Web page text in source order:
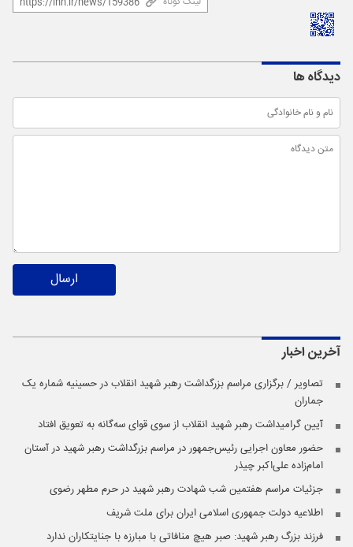
دیدگاه ها
ارسال
آخرین اخبار
تصاویر / برگزاری مراسم بزرگداشت رهبر شهید انقلاب در حسینیه شماره یک
جماران
آیین گرامیداشت رهبر شهید انقلاب از سوی قوای سه‌گانه به تعویق افتاد
حضور معاون اجرایی رئیس‌جمهور در مراسم بزرگداشت رهبر شهید در آستان
امام‌زاده علی‌اکبر چیذر
جزئیات مراسم هفتمین شب شهادت رهبر شهید در حرم مطهر رضوی
اطلاعیه دولت جمهوری اسلامی ایران برای ملت شریف
فرزند بزرگ رهبر شهید: صبر هیچ منافاتی با مبارزه با جنایتکاران ندارد